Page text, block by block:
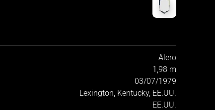
Alero
1,98 m
03/07/1979
Lexington, Kentucky, EE.UU.
EE.UU.